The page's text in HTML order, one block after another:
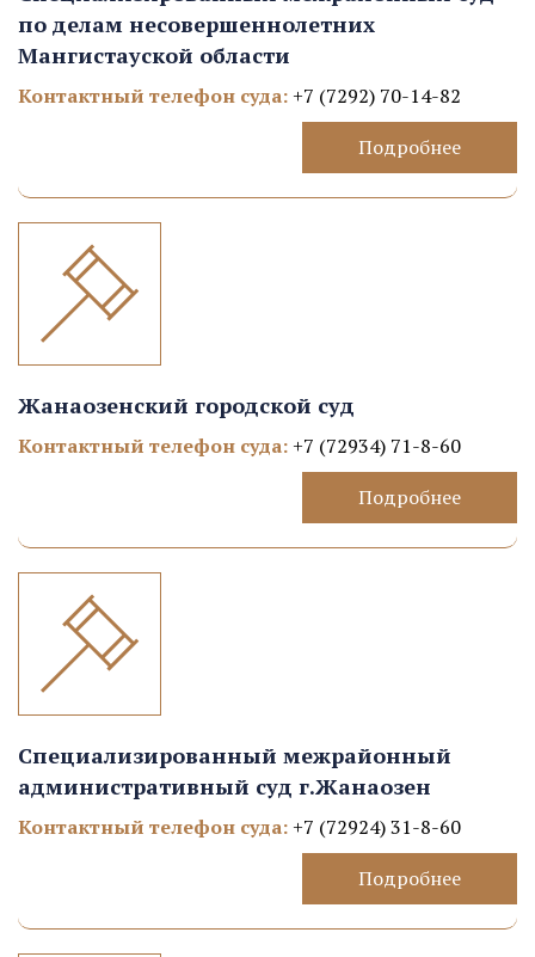
по делам несовершеннолетних
Мангистауской области
Контактный телефон суда: +7 (7292) 70-14-82
Подробнее
Жанаозенский городской суд
Контактный телефон суда: +7 (72934) 71-8-60
Подробнее
Специализированный межрайонный
административный суд г.Жанаозен
Контактный телефон суда: +7 (72924) 31-8-60
Подробнее